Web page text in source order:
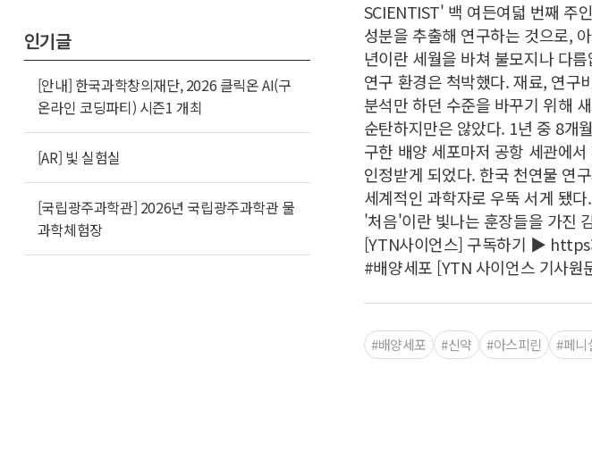
인기글
[안내] 한국과학창의재단, 2026 클릭온 AI(구
온라인 코딩파티) 시즌1 개최
[AR] 빛 실험실
[국립광주과학관] 2026년 국립광주과학관 물
과학체험장
SCIENTIST' 백 여든여덟 번째 주
성분을 추출해 연구하는 것으로,
년이란 세월을 바쳐 불모지나 다
연구 환경은 척박했다. 재료, 연구
분석만 하던 수준을 바꾸기 위해
순탄하지만은 않았다. 1년 중 8개
구한 배양 세포마저 공항 세관에
인정받게 되었다. 한국 천연물 연
세계적인 과학자로 우뚝 서게 됐
'처음'이란 빛나는 훈장들을 가
[YTN사이언스] 구독하기 ▶
#배양세포 [YTN 사이언스 기사
#배양세포 #신약 #아스피린 #페니